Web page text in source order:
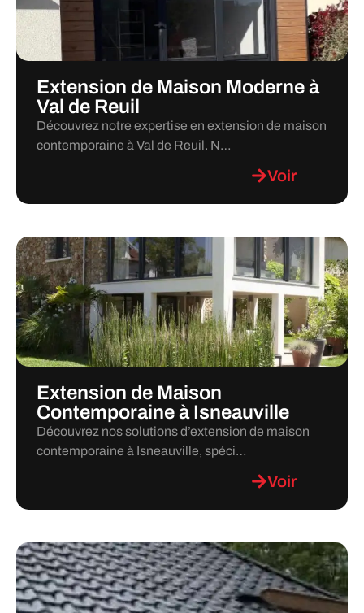
Extension de Maison Moderne à
Val de Reuil
Découvrez notre expertise en extension de maison
contemporaine à Val de Reuil. N…
Voir
Extension de Maison
Contemporaine à Isneauville
Découvrez nos solutions d’extension de maison
contemporaine à Isneauville, spéci…
Voir